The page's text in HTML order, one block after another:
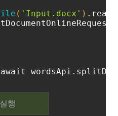
( 'Input.docx' )
await
행